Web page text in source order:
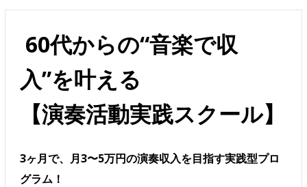
60代からの“音楽で収
入”を叶える
【演奏活動実践スクール】
3ヶ月で、月3〜5万円の演奏収入を目指す実践型プロ
グラム！